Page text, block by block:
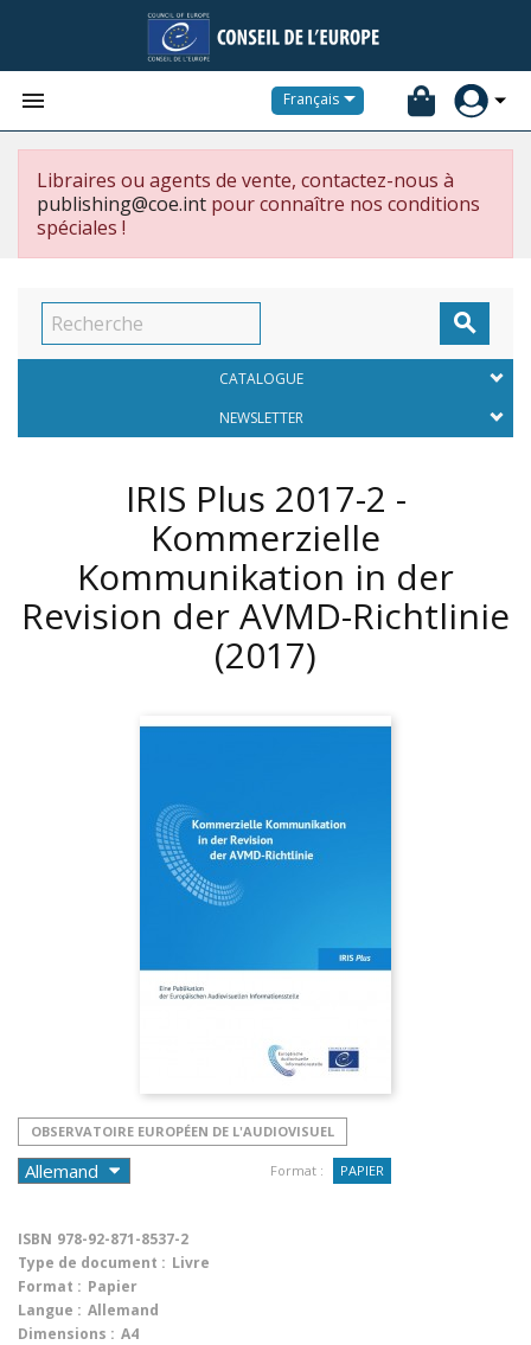
 Français
Libraires ou agents de vente, contactez-nous à
publishing@coe.int pour connaître nos conditions
spéciales !

CATALOGUE
NEWSLETTER
IRIS Plus 2017-2 -
Kommerzielle
Kommunikation in der
Revision der AVMD-Richtlinie
(2017)
OBSERVATOIRE EUROPÉEN DE L'AUDIOVISUEL
Format : PAPIER
ISBN 978-92-871-8537-2
Type de document : Livre
Format : Papier
Langue : Allemand
Dimensions : A4